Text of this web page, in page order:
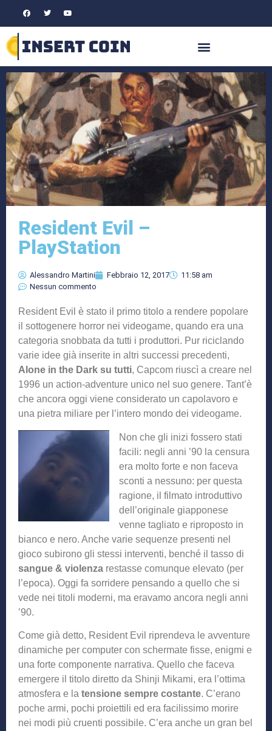
Resident Evil –
PlayStation
Alessandro Martini Febbraio 12, 2017
11:58 am
Nessun commento
Resident Evil è stato il primo titolo a rendere popolare
il sottogenere horror nei videogame, quando era una
categoria snobbata da tutti i produttori. Pur riciclando
varie idee già inserite in altri successi precedenti,
Alone in the Dark su tutti, Capcom riuscì a creare nel
1996 un action-adventure unico nel suo genere. Tant’è
che ancora oggi viene considerato un capolavoro e
una pietra miliare per l’intero mondo dei videogame.
Non che gli inizi fossero stati
facili: negli anni ’90 la censura
era molto forte e non faceva
sconti a nessuno: per questa
ragione, il filmato introduttivo
dell’originale giapponese
venne tagliato e riproposto in
bianco e nero. Anche varie sequenze presenti nel
gioco subirono gli stessi interventi, benché il tasso di
sangue & violenza restasse comunque elevato (per
l’epoca). Oggi fa sorridere pensando a quello che si
vede nei titoli moderni, ma eravamo ancora negli anni
’90.
Come già detto, Resident Evil riprendeva le avventure
dinamiche per computer con schermate fisse, enigmi e
una forte componente narrativa. Quello che faceva
emergere il titolo diretto da Shinji Mikami, era l’ottima
atmosfera e la tensione sempre costante. C’erano
poche armi, pochi proiettili ed era facilissimo morire
nei modi più cruenti possibile. C’era anche un gran bel